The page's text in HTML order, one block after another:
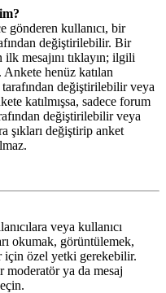
gönderen kullanıcı, bir
değiştirilebilir. Bir
mesajını tıklayın; ilgili
Ankete henüz katılan
tarafından değiştirilebilir veya
katılmışsa, sadece forum
değiştirilebilir veya
şıkları değiştirip anket
veya kullanıcı
okumak, görüntülemek,
için özel yetki gerekebilir.
ya da mesaj